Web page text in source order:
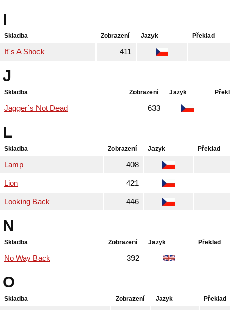
I
Skladba Zobrazení Jazyk Překlad
It´s A Shock 411
J
Skladba Zobrazení Jazyk
Jagger´s Not Dead 633
L
Skladba Zobrazení Jazyk Překlad
Lamp 408
Lion 421
Looking Back 446
N
Skladba Zobrazení Jazyk Překlad
No Way Back 392
O
Skladba Zobrazení Jazyk Překlad